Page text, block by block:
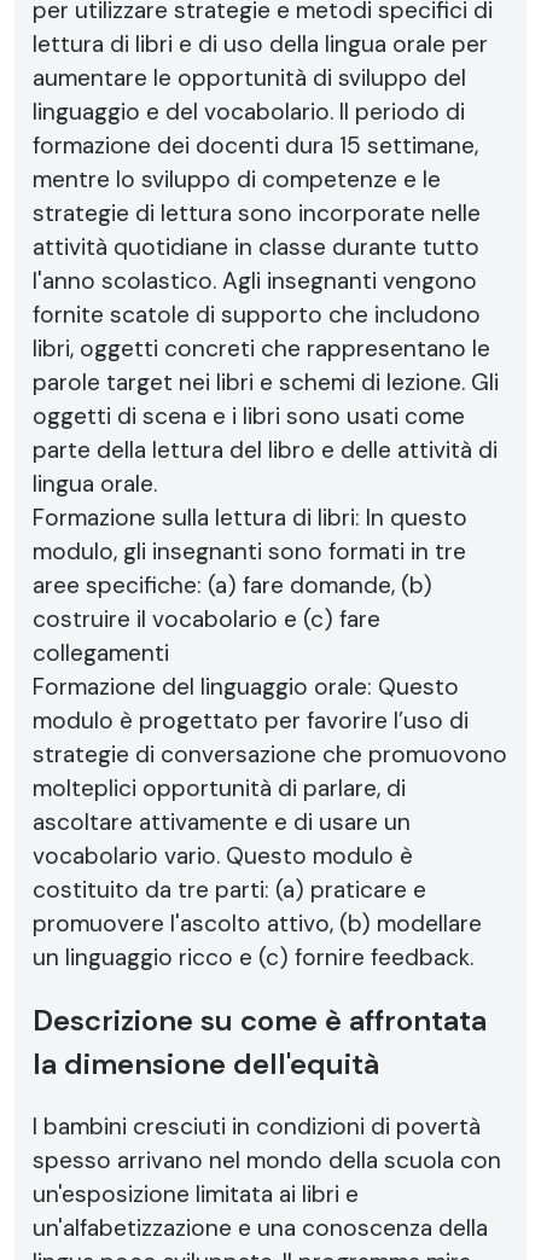
per utilizzare strategie e metodi specifici di
lettura di libri e di uso della lingua orale per
aumentare le opportunità di sviluppo del
linguaggio e del vocabolario. Il periodo di
formazione dei docenti dura 15 settimane,
mentre lo sviluppo di competenze e le
strategie di lettura sono incorporate nelle
attività quotidiane in classe durante tutto
l'anno scolastico. Agli insegnanti vengono
fornite scatole di supporto che includono
libri, oggetti concreti che rappresentano le
parole target nei libri e schemi di lezione. Gli
oggetti di scena e i libri sono usati come
parte della lettura del libro e delle attività di
lingua orale.
Formazione sulla lettura di libri: In questo
modulo, gli insegnanti sono formati in tre
aree specifiche: (a) fare domande, (b)
costruire il vocabolario e (c) fare
collegamenti
Formazione del linguaggio orale: Questo
modulo è progettato per favorire l’uso di
strategie di conversazione che promuovono
molteplici opportunità di parlare, di
ascoltare attivamente e di usare un
vocabolario vario. Questo modulo è
costituito da tre parti: (a) praticare e
promuovere l'ascolto attivo, (b) modellare
un linguaggio ricco e (c) fornire feedback.
Descrizione su come è affrontata
la dimensione dell'equità
I bambini cresciuti in condizioni di povertà
spesso arrivano nel mondo della scuola con
un'esposizione limitata ai libri e
un'alfabetizzazione e una conoscenza della